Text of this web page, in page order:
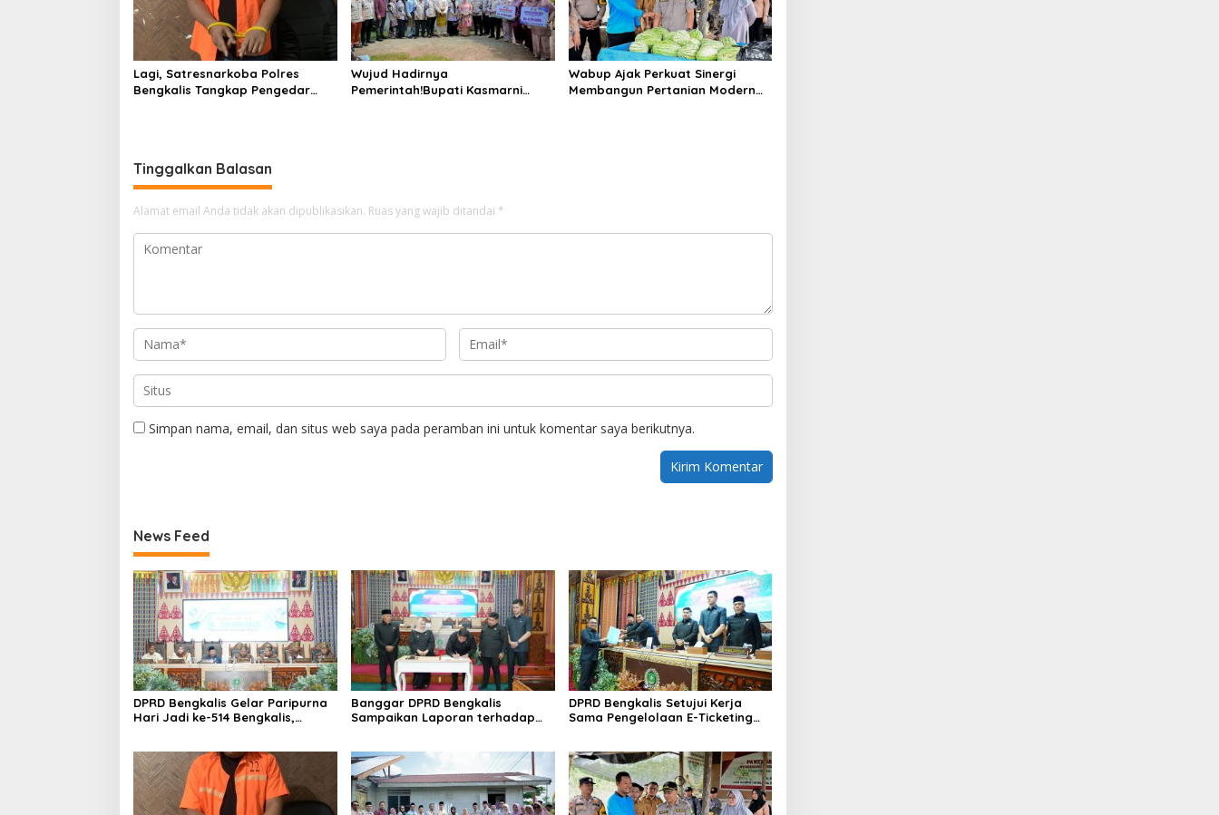
Lagi, Satresnarkoba Polres
Bengkalis Tangkap Pengedar
Wujud Hadirnya
Pemerintah!Bupati Kasmarni
Wabup Ajak Perkuat Sinergi
Membangun Pertanian Modern
Tinggalkan Balasan
Alamat email Anda tidak akan dipublikasikan. Ruas yang wajib ditandai *
Simpan nama, email, dan situs web saya pada peramban ini untuk komentar saya berikutnya.
News Feed
DPRD Bengkalis Gelar Paripurna
Hari Jadi ke-514 Bengkalis,
Banggar DPRD Bengkalis
Sampaikan Laporan terhadap
Anggaran 2025
DPRD Bengkalis Setujui Kerja
Sama Pengelolaan E-Ticketing